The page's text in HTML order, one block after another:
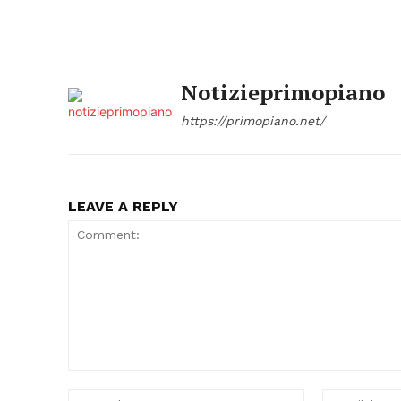
Notizieprimopiano
https://primopiano.net/
LEAVE A REPLY